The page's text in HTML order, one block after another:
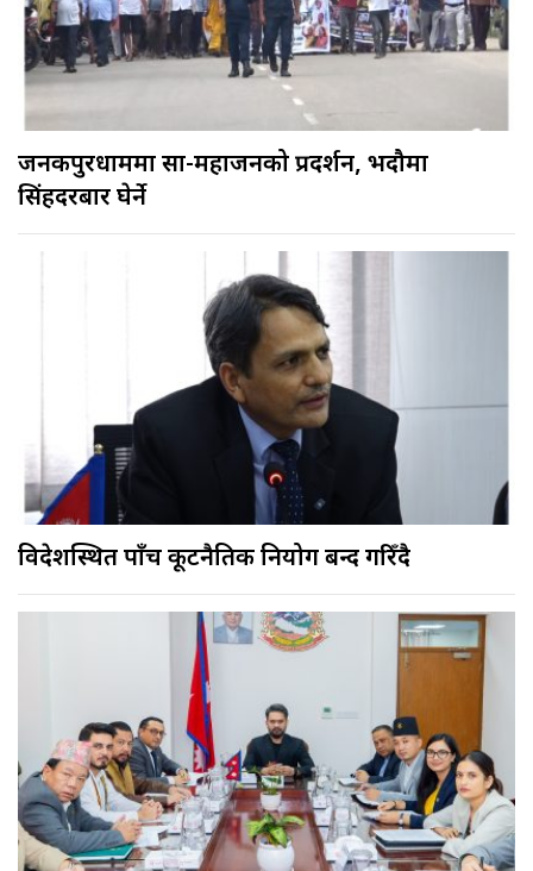
जनकपुरधाममा साहु-महाजनको प्रदर्शन, भदौमा
सिंहदरबार घेर्ने
विदेशस्थित पाँच कूटनैतिक नियोग बन्द गरिँदै